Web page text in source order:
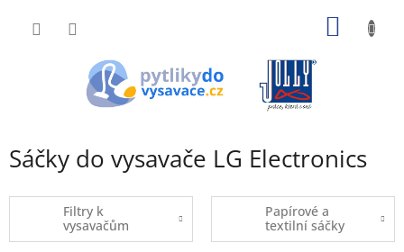
Sáčky do vysavače LG Electronics
Filtry k
vysavačům
Papírové a
textilní sáčky